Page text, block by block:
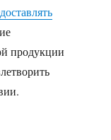
продукции